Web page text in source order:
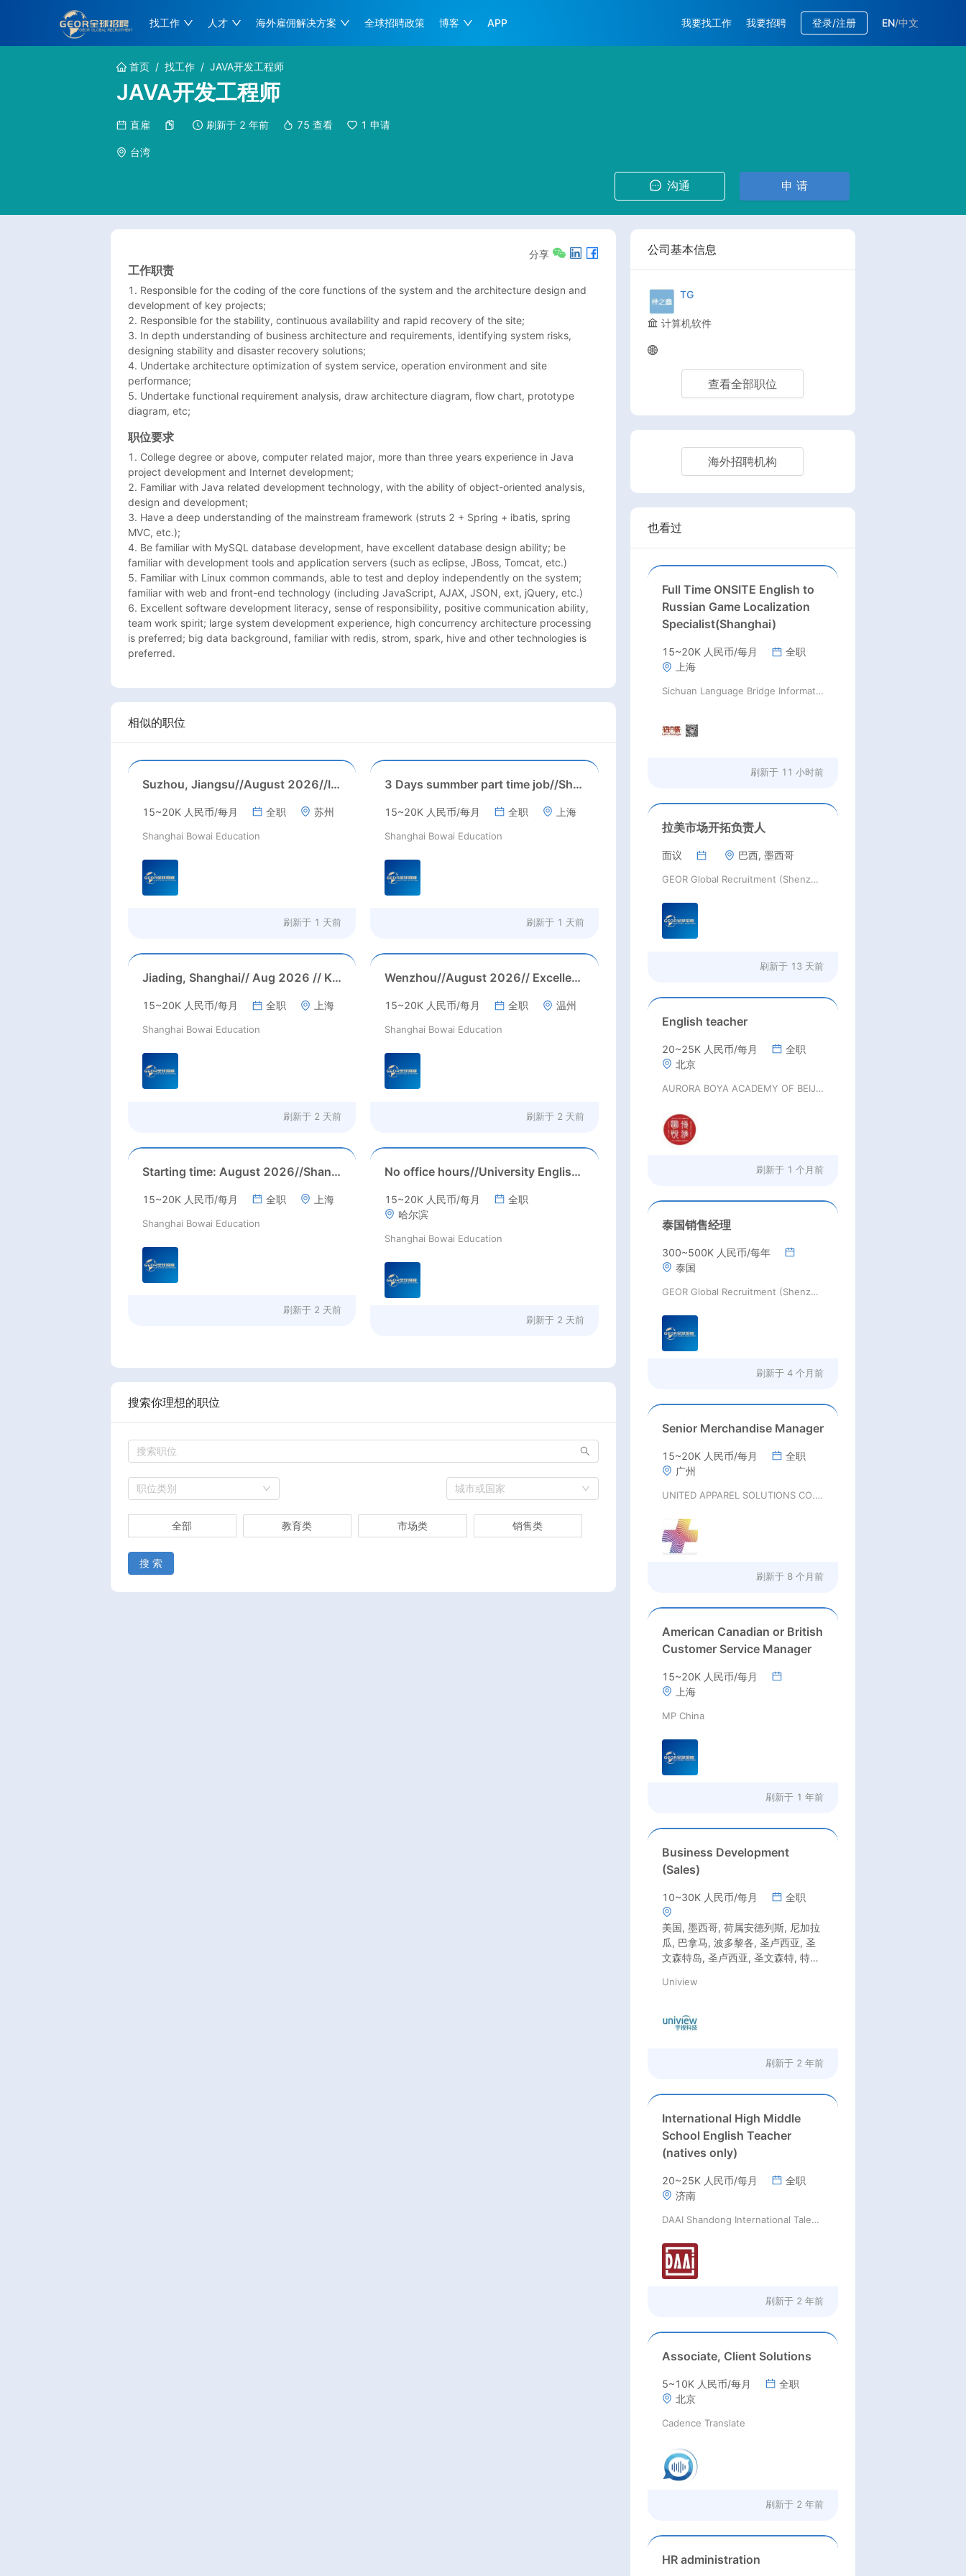
找工作 人才 海外雇佣解决方案 全球招聘政策 博客 APP 我要找工作 我要招聘 登录/注册 EN/中文
首页 / 找工作 / JAVA开发工程师
JAVA开发工程师
直雇 刷新于 2 年前 75 查看 1 申请
台湾
沟通 申 请
分享
工作职责
1. Responsible for the coding of the core functions of the system and the architecture design and
development of key projects;
2. Responsible for the stability, continuous availability and rapid recovery of the site;
3. In depth understanding of business architecture and requirements, identifying system risks,
designing stability and disaster recovery solutions;
4. Undertake architecture optimization of system service, operation environment and site
performance;
5. Undertake functional requirement analysis, draw architecture diagram, flow chart, prototype
diagram, etc;
职位要求
1. College degree or above, computer related major, more than three years experience in Java
project development and Internet development;
2. Familiar with Java related development technology, with the ability of object-oriented analysis,
design and development;
3. Have a deep understanding of the mainstream framework (struts 2 + Spring + ibatis, spring
MVC, etc.);
4. Be familiar with MySQL database development, have excellent database design ability; be
familiar with development tools and application servers (such as eclipse, JBoss, Tomcat, etc.)
5. Familiar with Linux common commands, able to test and deploy independently on the system;
familiar with web and front-end technology (including JavaScript, AJAX, JSON, ext, jQuery, etc.)
6. Excellent software development literacy, sense of responsibility, positive communication ability,
team work spirit; large system development experience, high concurrency architecture processing
is preferred; big data background, familiar with redis, strom, spark, hive and other technologies is
preferred.
相似的职位
Suzhou, Jiangsu//August 2026//International American Middle/High School English Teacher Needed in Suzhou, Jiangsu
15~20K 人民币/每月 全职 苏州
Shanghai Bowai Education
刷新于 1 天前
3 Days summber part time job//Shanghai: Part time Kindergarten Teacher Needed in Pudong district, Shanghai（Salary：1k per day）
15~20K 人民币/每月 全职 上海
Shanghai Bowai Education
刷新于 1 天前
Jiading, Shanghai// Aug 2026 // K12 School IB PYP kindegarten/primary School Homeroom Teachers Needed in Aug 2026 in Jiading district, Shanghai (up to 30K RMB/month before tax, housing)
15~20K 人民币/每月 全职 上海
Shanghai Bowai Education
刷新于 2 天前
Wenzhou//August 2026// Excellent Kindergarten Homeroom teachers needed in August, 2026 in Wenzhou city, Zhejiang province (23-26k before tax/ month+ paid holidays)
15~20K 人民币/每月 全职 温州
Shanghai Bowai Education
刷新于 2 天前
Starting time: August 2026//Shanghai//Int'l High School ESL job in Shanghai(Salary nagotiable+housing allowance + more than 3 months' paid holiday)
15~20K 人民币/每月 全职 上海
Shanghai Bowai Education
刷新于 2 天前
No office hours//University English Teacher needed//Sep. 2026//University full-time English teacher needed in Sep. 2026 in Harbin City, Heilongjiang Province( 15k~16k Rmb/ month+ paid winter+summer holidays)
15~20K 人民币/每月
全职
哈尔滨
Shanghai Bowai Education
刷新于 2 天前
搜索你理想的职位
职位类别 城市或国家
全部 教育类 市场类 销售类
搜 索
公司基本信息
TG
计算机软件
查看全部职位
海外招聘机构
也看过
Full Time ONSITE English to
Russian Game Localization
Specialist(Shanghai)
15~20K 人民币/每月
全职
上海
Sichuan Language Bridge Information Technology Co. LTD
刷新于 11 小时前
拉美市场开拓负责人
面议 巴西, 墨西哥
GEOR Global Recruitment (Shenzhen) Ltd.
刷新于 13 天前
English teacher
20~25K 人民币/每月
全职
北京
AURORA BOYA ACADEMY OF BEIJING
刷新于 1 个月前
泰国销售经理
300~500K 人民币/每年
泰国
GEOR Global Recruitment (Shenzhen) Ltd.
刷新于 4 个月前
Senior Merchandise Manager
15~20K 人民币/每月
全职
广州
UNITED APPAREL SOLUTIONS CO., LTD.
刷新于 8 个月前
American Canadian or British
Customer Service Manager
15~20K 人民币/每月
上海
MP China
刷新于 1 年前
Business Development
(Sales)
10~30K 人民币/每月 全职
美国, 墨西哥, 荷属安德列斯, 尼加拉
瓜, 巴拿马, 波多黎各, 圣卢西亚, 圣
文森特岛, 圣卢西亚, 圣文森特, 特立
巴多斯, 伯利兹, 加拿大, 哥斯达黎加,
危地马拉, 海地, 洪都拉斯, 牙买加,
马提尼克岛, 巴西, 智利, 哥伦比亚,
维亚, 阿根廷, 委内瑞拉, 乌拉圭, 苏
兰, 罗马尼亚, 塞尔维亚, 西班牙, 葡
阿尔巴尼亚, 奥地利, 比利时, 克罗地
亚, 塞浦路斯, 法国, 德国, 希腊, 匈牙
利, 意大利, 立陶宛, 摩纳哥, 埃及, 沙
国, 越南, 阿塞拜疆, 柬埔寨, 印尼, 约
旦, 科威特, 黎巴嫩, 马来西亚, 日本,
孟加拉国, 新加坡, 印度, 阿曼, 卡塔
尔, 泰国, 韩国, 南非, 肯尼亚, 澳大利
亚, 以色列, 伊拉克, 巴勒斯坦, 马尔
代夫, 阿富汗, 也门, 中国, 巴基斯坦,
尼泊尔, 朝鲜, 菲律宾, 斯里兰卡, 叙
别克斯坦, 亚美尼亚, 巴林, 不丹, 文
坦, 吉尔吉斯斯坦, 老挝, 俄罗斯, 挪
威, 圣马力诺, 斯洛文尼亚, 白俄罗斯,
波斯尼亚, 保加利亚, 捷克共和国, 丹
麦, 爱沙尼亚, 芬兰, 直布罗陀, 冰岛,
爱尔兰, 拉脱维亚, 列支敦斯登, 卢森
国, 斯洛伐克, 尼日尔, 尼日利亚, 索
林西比, 塞内加尔, 卢旺达, 留尼汪,
莫桑比克, 纳米比亚, 苏丹, 斯威士兰,
果（金）, 赞比亚, 津巴布韦, 阿尔及
埃塞俄比亚, 加蓬, 冈比亚, 加纳, 几
Uniview
刷新于 2 年前
International High Middle
School English Teacher
(natives only)
20~25K 人民币/每月
全职
济南
DAAI Shandong International Talent Cooperation
刷新于 2 年前
Associate, Client Solutions
5~10K 人民币/每月
全职
北京
Cadence Translate
刷新于 2 年前
HR administration